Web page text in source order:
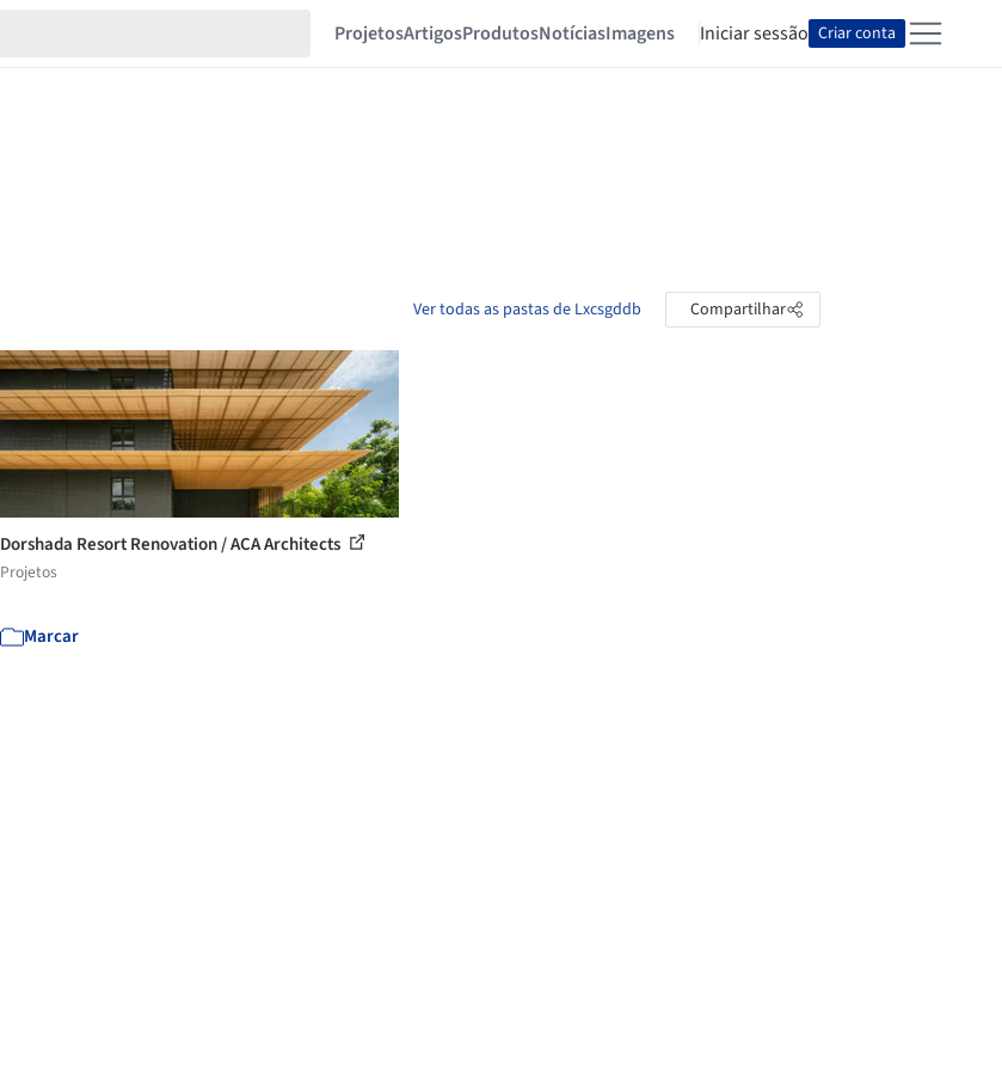
ProjetosArtigosProdutosNotíciasImagens Iniciar sessão Criar conta
Ver todas as pastas de Lxcsgddb Compartilhar
Dorshada Resort Renovation / ACA Architects
Projetos
Marcar